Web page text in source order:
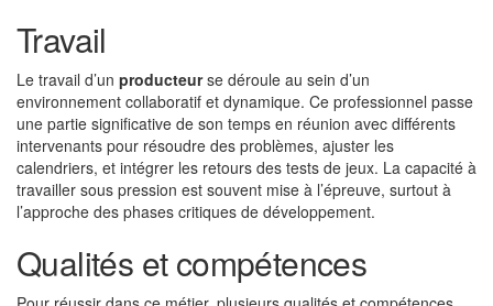
Travail
Le travail d’un producteurse déroule au sein d’un
environnement collaboratif et dynamique. Ce professionnel passe
une partie significative de son temps en réunion avec différents
intervenants pour résoudre des problèmes, ajuster les
calendriers, et intégrer les retours des tests de jeux. La capacité à
travailler sous pression est souvent mise à l’épreuve, surtout à
l’approche des phases critiques de développement.
Qualités et compétences